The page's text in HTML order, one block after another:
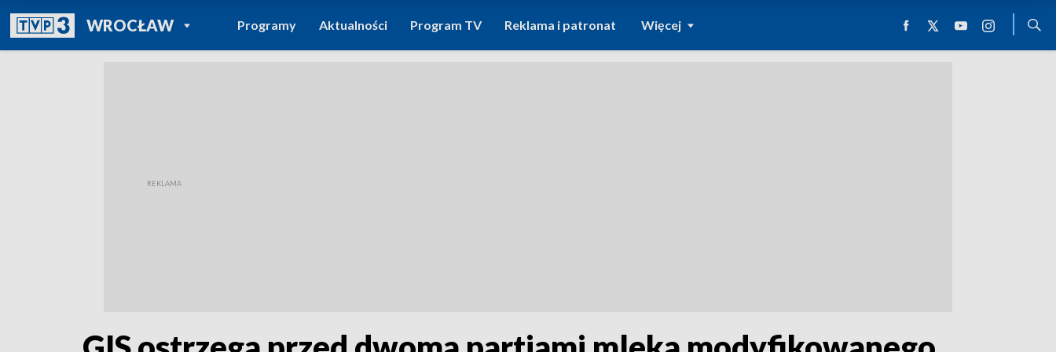
WROCŁAWPOWRÓT DO
TVP REGIONY
Programy Aktualności Program TV Reklama i patronat Więcej